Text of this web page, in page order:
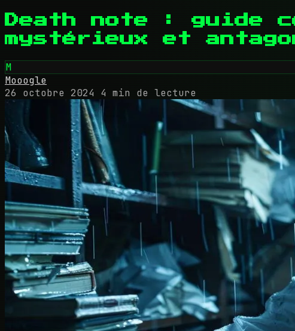
Death note : guide
mystérieux et
M
Mooogle
26 octobre 2024 4 min de lecture